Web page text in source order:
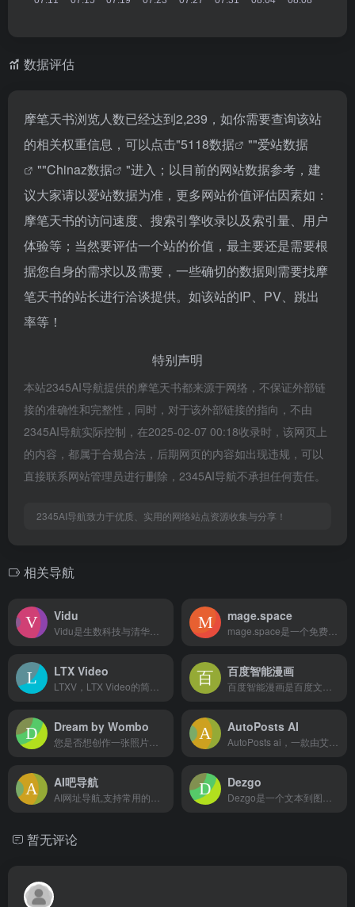
数据评估
摩笔天书浏览人数已经达到2,239，如你需要查询该站
的相关权重信息，可以点击"5118数据 ""爱站数据
""Chinaz数据
"进入；以目前的网站数据参考，建
议大家请以爱站数据为准，更多网站价值评估因素如：
摩笔天书的访问速度、搜索引擎收录以及索引量、用户
体验等；当然要评估一个站的价值，最主要还是需要根
据您自身的需求以及需要，一些确切的数据则需要找摩
笔天书的站长进行洽谈提供。如该站的IP、PV、跳出
率等！
特别声明
本站2345AI导航提供的摩笔天书都来源于网络，不保证外部链
接的准确性和完整性，同时，对于该外部链接的指向，不由
2345AI导航实际控制，在2025-02-07 00:18收录时，该网页上
的内容，都属于合规合法，后期网页的内容如出现违规，可以
直接联系网站管理员进行删除，2345AI导航不承担任何责任。
2345AI导航致力于优质、实用的网络站点资源收集与分享！
相关导航
Vidu mage.space
LTX Video 百度智能漫画
Dream by Wombo AutoPosts AI
AI吧导航 Dezgo
暂无评论